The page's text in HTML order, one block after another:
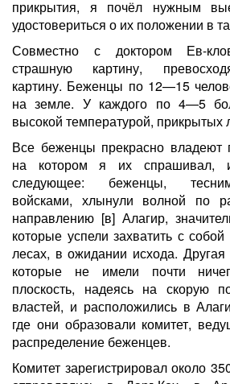
прикрытия, я почёл нужным
удостовериться о их положении в
Совместно с доктором Ев-
страшную картину,
картину. Беженцы по 12—15
на земле. У каждого по 4—5
высокой температурой, прикрытых
Все беженцы прекрасно владеют
на котором я их спрашивал,
следующее: беженцы,
войсками, хлынули волной по
направлению [в] Алагир,
которые успели захватить с собой
лесах, в ожидании исхода.
которые не имели почти
плоскость, надеясь на скорую
властей, и расположились в
где они образовали комитет,
распределение беженцев.
Комитет зарегистрировал около